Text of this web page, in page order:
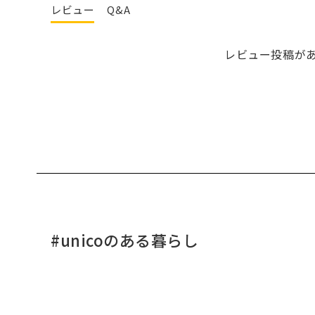
レビュー Q&A
レビュー投稿が
#unicoのある暮らし